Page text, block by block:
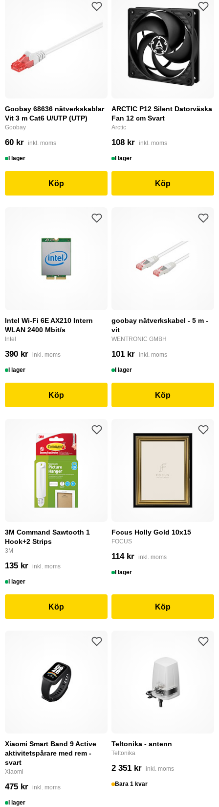
Goobay 68636 nätverkskablar
Vit 3 m Cat6 U/UTP (UTP)
Goobay
60 kr inkl. moms
I lager
Köp
ARCTIC P12 Silent Datorväska
Fan 12 cm Svart
Arctic
108 kr inkl. moms
I lager
Köp
Intel Wi-Fi 6E AX210 Intern
WLAN 2400 Mbit/s
Intel
390 kr inkl. moms
I lager
Köp
goobay nätverkskabel - 5 m -
vit
WENTRONIC GMBH
101 kr inkl. moms
I lager
Köp
3M Command Sawtooth 1
Hook+2 Strips
3M
135 kr inkl. moms
I lager
Köp
Focus Holly Gold 10x15
FOCUS
114 kr inkl. moms
I lager
Köp
Xiaomi Smart Band 9 Active
aktivitetspårare med rem -
svart
Xiaomi
475 kr inkl. moms
I lager
Teltonika - antenn
Teltonika
2 351 kr inkl. moms
Bara 1 kvar